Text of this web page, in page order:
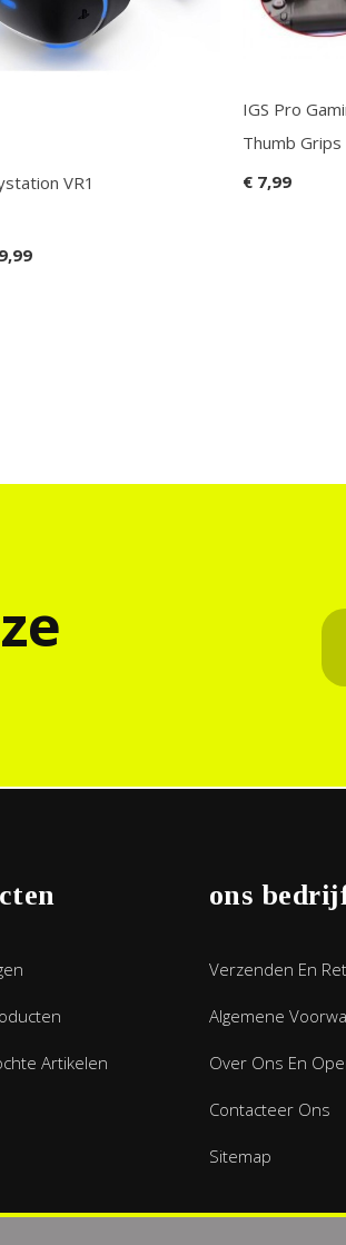
VR1
IGS Pro
Thumb Grips
€ 7,99
Artikelen
ons
Verzenden En
Algemene
Over Ons En
Contacteer Ons
Sitemap